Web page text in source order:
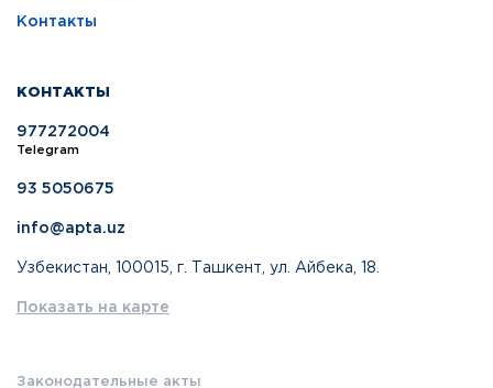
Контакты
КОНТАКТЫ
977272004
Telegram
93 5050675
info@apta.uz
Узбекистан, 100015, г. Ташкент, ул. Айбека, 18.
Показать на карте
Законодательные акты